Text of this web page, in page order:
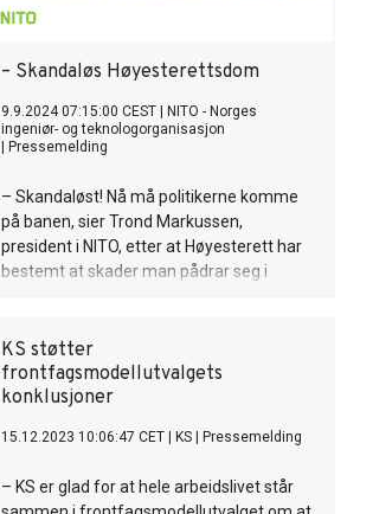
– Skandaløs Høyesterettsdom
9.9.2024 07:15:00 CEST
NITO - Norges
ingeniør- og teknologorganisasjon
Pressemelding
– Skandaløst! Nå må politikerne komme
på banen, sier Trond Markussen,
president i NITO, etter at Høyesterett har
bestemt at skader man pådrar seg i
KS støtter
frontfagsmodellutvalgets
konklusjoner
15.12.2023 10:06:47 CET KS Pressemelding
– KS er glad for at hele arbeidslivet står